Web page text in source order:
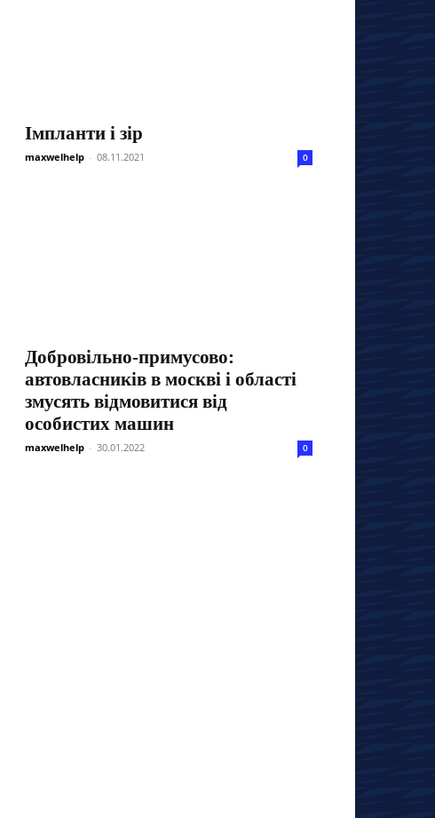
Імпланти і зір
maxwelhelp - 08.11.2021 0
Добровільно-примусово:
автовласників в москві і області
змусять відмовитися від
особистих машин
maxwelhelp - 30.01.2022 0